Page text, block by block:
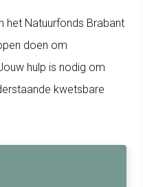
het Natuurfonds Brabant
doen om
hulp is nodig om
kwetsbare